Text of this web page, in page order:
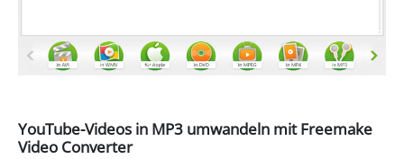
YouTube-Videos in MP3 umwandeln mit Freemake
Video Converter